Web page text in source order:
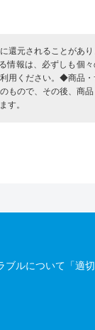
還元されることがあ
情報は、必ずしも個
用ください。◆商品・
もので、その後、商品
す。
ルについて「適